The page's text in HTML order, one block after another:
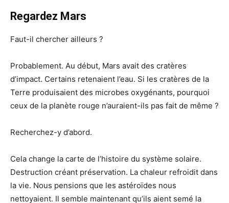
Regardez Mars
Faut-il chercher ailleurs ?
Probablement. Au début, Mars avait des cratères
d’impact. Certains retenaient l’eau. Si les cratères de la
Terre produisaient des microbes oxygénants, pourquoi
ceux de la planète rouge n’auraient-ils pas fait de même ?
Recherchez-y d’abord.
Cela change la carte de l’histoire du système solaire.
Destruction créant préservation. La chaleur refroidit dans
la vie. Nous pensions que les astéroïdes nous
nettoyaient. Il semble maintenant qu’ils aient semé la